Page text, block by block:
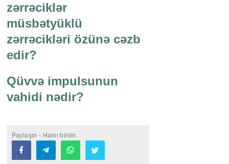
zərrəciklər
müsbətyüklü
zərrəcikləri özünə cəzb
edir?
Qüvvə impulsunun
vahidi nədir?
Paylaşın - Hamı bilsin